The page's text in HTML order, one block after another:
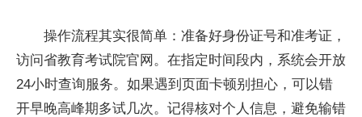
操作流程其实很简单：准备好身份证号和准考证，
访问省教育考试院官网。在指定时间段内，系统会开放
24小时查询服务。如果遇到页面卡顿别担心，可以错
开早晚高峰期多试几次。记得核对个人信息，避免输错